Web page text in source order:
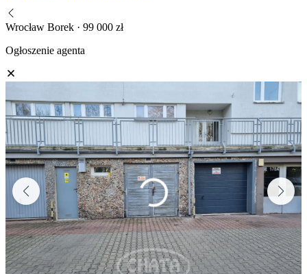
Wrocław Borek · 99 000 zł
Ogłoszenie agenta